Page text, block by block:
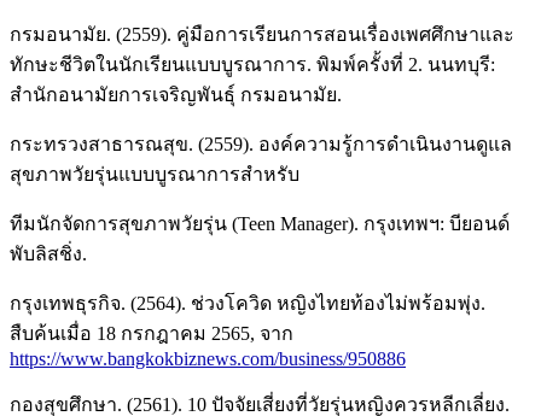
กรมอนามัย. (2559). คู่มือการเรียนการสอนเรื่องเพศศึกษาและ
ทักษะชีวิตในนักเรียนแบบบูรณาการ. พิมพ์ครั้งที่ 2. นนทบุรี:
สำนักอนามัยการเจริญพันธุ์ กรมอนามัย.
กระทรวงสาธารณสุข. (2559). องค์ความรู้การดำเนินงานดูแล
สุขภาพวัยรุ่นแบบบูรณาการสำหรับ
ทีมนักจัดการสุขภาพวัยรุ่น (Teen Manager). กรุงเทพฯ: บียอนด์
พับลิสชิ่ง.
กรุงเทพธุรกิจ. (2564). ช่วงโควิด หญิงไทยท้องไม่พร้อมพุ่ง.
สืบค้นเมื่อ 18 กรกฎาคม 2565, จาก
https://www.bangkokbiznews.com/business/950886
กองสุขศึกษา. (2561). 10 ปัจจัยเสี่ยงที่วัยรุ่นหญิงควรหลีกเลี่ยง.